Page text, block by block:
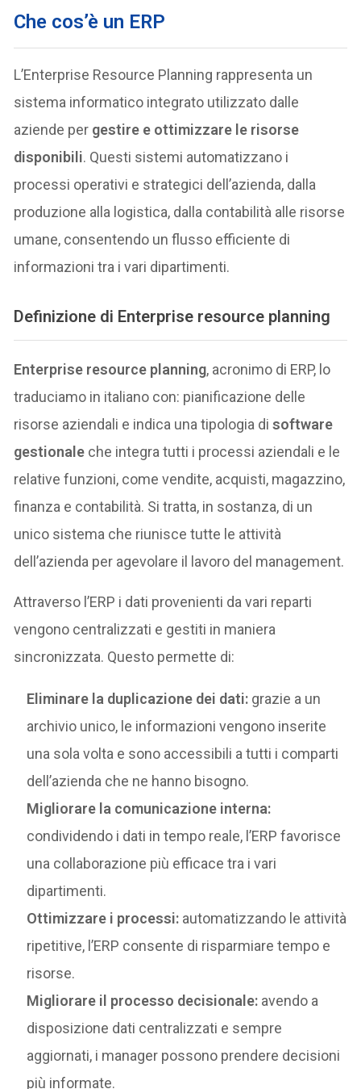
Che cos’è un ERP
L’Enterprise Resource Planning rappresenta un
sistema informatico integrato utilizzato dalle
aziende per gestire e ottimizzare le risorse
disponibili. Questi sistemi automatizzano i
processi operativi e strategici dell’azienda, dalla
produzione alla logistica, dalla contabilità alle risorse
umane, consentendo un flusso efficiente di
informazioni tra i vari dipartimenti.
Definizione di Enterprise resource planning
Enterprise resource planning, acronimo di ERP, lo
traduciamo in italiano con: pianificazione delle
risorse aziendali e indica una tipologia disoftware
gestionale che integra tutti i processi aziendali e le
relative funzioni, come vendite, acquisti, magazzino,
finanza e contabilità. Si tratta, in sostanza, di un
unico sistema che riunisce tutte le attività
dell’azienda per agevolare il lavoro del management.
Attraverso l’ERP i dati provenienti da vari reparti
vengono centralizzati e gestiti in maniera
sincronizzata. Questo permette di:
Eliminare la duplicazione dei dati: grazie a un
archivio unico, le informazioni vengono inserite
una sola volta e sono accessibili a tutti i comparti
dell’azienda che ne hanno bisogno.
Migliorare la comunicazione interna:
condividendo i dati in tempo reale, l’ERP favorisce
una collaborazione più efficace tra i vari
dipartimenti.
Ottimizzare i processi: automatizzando le attività
ripetitive, l’ERP consente di risparmiare tempo e
risorse.
Migliorare il processo decisionale: avendo a
disposizione dati centralizzati e sempre
aggiornati, i manager possono prendere decisioni
più informate.